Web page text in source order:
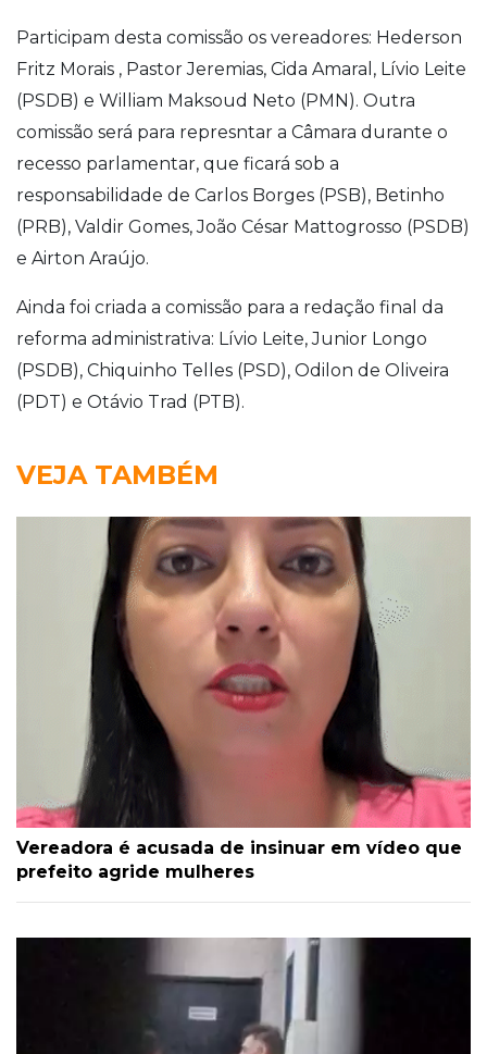
Participam desta comissão os vereadores: Hederson
Fritz Morais , Pastor Jeremias, Cida Amaral, Lívio Leite
(PSDB) e William Maksoud Neto (PMN). Outra
comissão será para represntar a Câmara durante o
recesso parlamentar, que ficará sob a
responsabilidade de Carlos Borges (PSB), Betinho
(PRB), Valdir Gomes, João César Mattogrosso (PSDB)
e Airton Araújo.
Ainda foi criada a comissão para a redação final da
reforma administrativa: Lívio Leite, Junior Longo
(PSDB), Chiquinho Telles (PSD), Odilon de Oliveira
(PDT) e Otávio Trad (PTB).
VEJA TAMBÉM
Vereadora é acusada de insinuar em vídeo que
prefeito agride mulheres